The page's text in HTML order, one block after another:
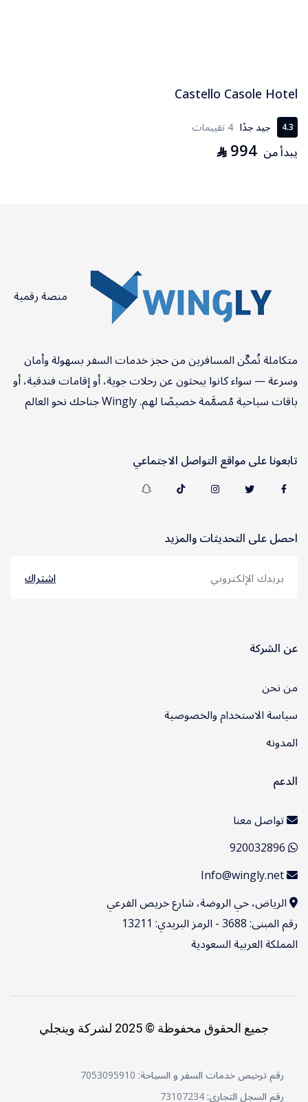
Castello Casole Hotel
4.3 جيد جدًا 4 تقييمات
يبدأ من 994
⃁
منصة رقمية
متكاملة تُمكّن المسافرين من حجز خدمات السفر بسهولة وأمان
وسرعة — سواء كانوا يبحثون عن رحلات جوية، أو إقامات فندقية، أو
باقات سياحية مُصمَّمة خصيصًا لهم. Wingly جناحك نحو العالم
تابعونا على مواقع التواصل الاجتماعي
احصل على التحديثات والمزيد
اشتراك
عن الشركة
من نحن
سياسة الاستخدام والخصوصية
المدونه
الدعم
تواصل معنا
الرياض، حي الروضة، شارع خريص الفرعي
رقم المبنى: 3688 - الرمز البريدي: 13211
المملكة العربية السعودية
جميع الحقوق محفوظة © 2025 لشركة وينجلي
رقم ترخيص خدمات السفر و السياحة:
رقم السجل التجاري: